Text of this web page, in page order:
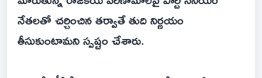
నేతలతో చర్చించిన తర్వాతే తుది నిర్ణయం
తీసుకుంటామని స్పష్టం చేశారు.